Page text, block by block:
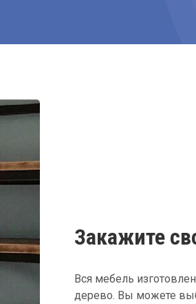
Закажите
Вся мебель
дерево. Вы можете